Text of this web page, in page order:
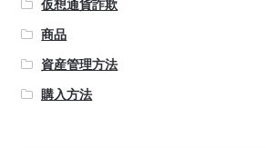
仮想通貨詐欺
商品
資産管理方法
購入方法